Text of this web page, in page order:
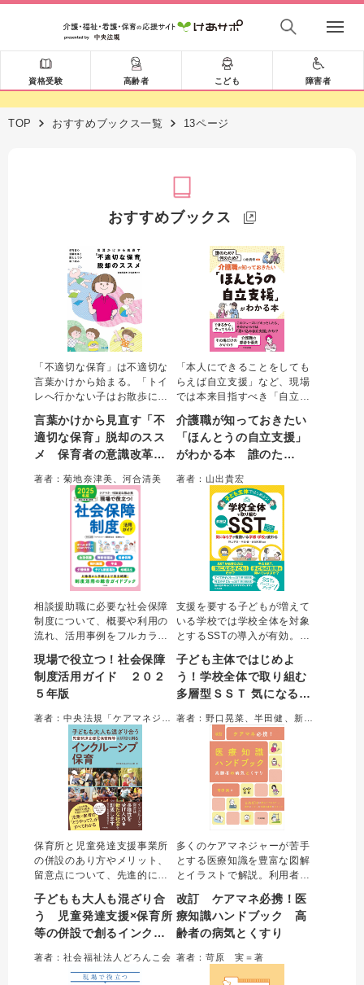
資格受験 高齢者 こども 障害者
TOP おすすめブックス一覧 13ページ
おすすめブックス
「不適切な保育」は不適切な
言葉かけから始まる。「トイ
レへ行かない子はお散歩に行
しまいそうな不適切な場面を
取り上げ、視点や意識を転換
するためのヒントを解説。
く、園として組織的に予防す
るための参考にもなる。
言葉かけから見直す「不
適切な保育」脱却のスス
メ 保育者の意識改革と
園としての取り組み
著者：菊地奈津美、河合清美
「本人にできることをしても
らえば自立支援」など、現場
では本来目指すべき「自立支
り、介護職の都合で曲解され
るケースが多い。マンガや事
例を通し「思い込み自立支
へと見直すための具体的な対
応とヒントを解説。
介護職が知っておきたい
「ほんとうの自立支援」
がわかる本 誰のた
め？ 何のため？
著者：山出貴宏
相談援助職に必要な社会保障
制度について、概要や利用の
流れ、活用事例をフルカラー
すく解説。生活保護、障害者
福祉、医療保障、権利擁護、
年金、子ども家庭福祉、地域
制度を収載した2025年版。
現場で役立つ！社会保障
制度活用ガイド ２０２
５年版
支援を要する子どもが増えて
いる学校では学校全体を対象
とするSSTの導入が有効。周
SSTではなく、本人の気持ち
や意思を尊重して行うSSTの
実践、多層型支援（第１層＝
別ニーズのある子ども）の導
入方法を具体的に紹介。
子ども主体ではじめよ
う！学校全体で取り組む
多層型ＳＳＴ 気になる子
変わる
保育所と児童発達支援事業所
の併設のあり方やメリット、
留意点について、先進的に併
祉法人どろんこ会の事例を通
して解説する。障害の有無に
かかわらず子どもたちがとも
力を育む姿や、そのための保
育の工夫を示す。
子どもも大人も混ざり合
う 児童発達支援×保育所
等の併設で創るインクル
著者：社会福祉法人どろんこ会
多くのケアマネジャーが苦手
とする医療知識を豊富な図解
とイラストで解説。利用者へ
必要な病気の知識とあわせ
て、医師や看護師との連携の
ポイント、よく使われる薬の
ど近年のトピックも収載した
「入門書」に最適の一冊。
改訂 ケアマネ必携！医
療知識ハンドブック 高
齢者の病気とくすり
著者：苛原 実＝著